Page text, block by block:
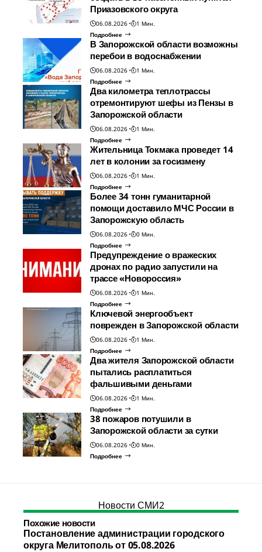
Приазовского округа
06.08.2026
1 Мин.
Подробнее
В Запорожской области возможны
перебои в водоснабжении
06.08.2026
1 Мин.
Подробнее
Два километра теплотрассы
отремонтируют шефы из Пензы в
Запорожской области
06.08.2026
1 Мин.
Подробнее
Жительница Токмака проведет 14
лет в колонии за госизмену
06.08.2026
1 Мин.
Подробнее
Более 34 тонн гуманитарной
помощи доставило МЧС России в
Запорожскую область
06.08.2026
0 Мин.
Подробнее
Предупреждение о вражеских
дронах по радио запустили на
трассе «Новороссия»
06.08.2026
1 Мин.
Подробнее
Ключевой энергообъект
поврежден в Запорожской области
06.08.2026
1 Мин.
Подробнее
Два жителя Запорожской области
пытались расплатиться
фальшивыми деньгами
06.08.2026
1 Мин.
Подробнее
38 пожаров потушили в
Запорожской области за сутки
06.08.2026
0 Мин.
Подробнее
Новости СМИ2
Похожие новости
Постановление администрации городского
округа Мелитополь от 05.08.2026